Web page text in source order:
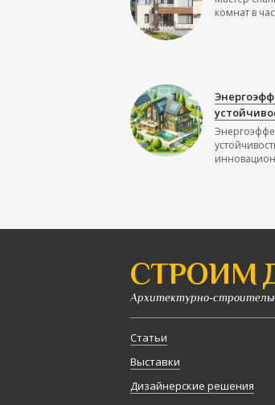
комнат в
СТРОИМ
Архитектурно-
Статьи
Выставки
Дизайнерские решения